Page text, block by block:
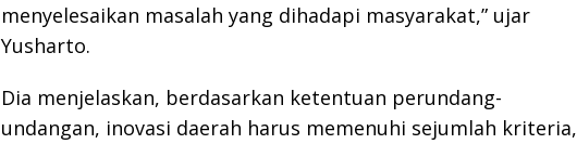
menyelesaikan masalah yang dihadapi masyarakat,” ujar
Yusharto.
Dia menjelaskan, berdasarkan ketentuan perundang-
undangan, inovasi daerah harus memenuhi sejumlah kriteria,